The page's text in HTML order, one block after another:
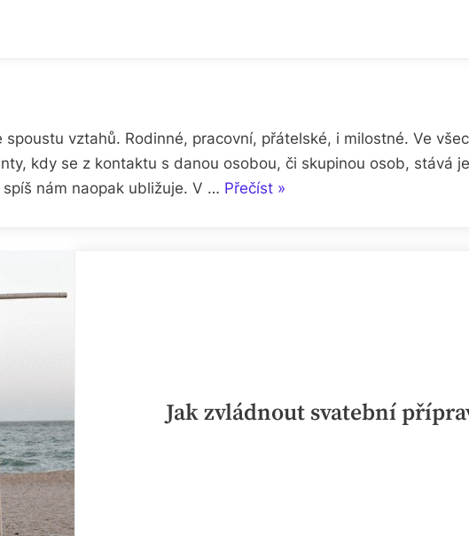
vztahů. Rodinné, pracovní, přátelské, i milostné. Ve
kdy se z kontaktu s danou osobou, či skupinou osob, stává
nám naopak ubližuje. V … Přečíst„Kdy
»
Jak zvládnout svatební